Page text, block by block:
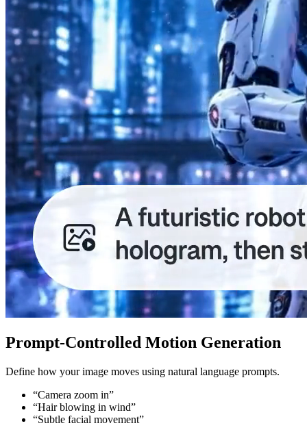
Prompt-Controlled Motion Generation
Define how your image moves using natural language prompts.
“Camera zoom in”
“Hair blowing in wind”
“Subtle facial movement”